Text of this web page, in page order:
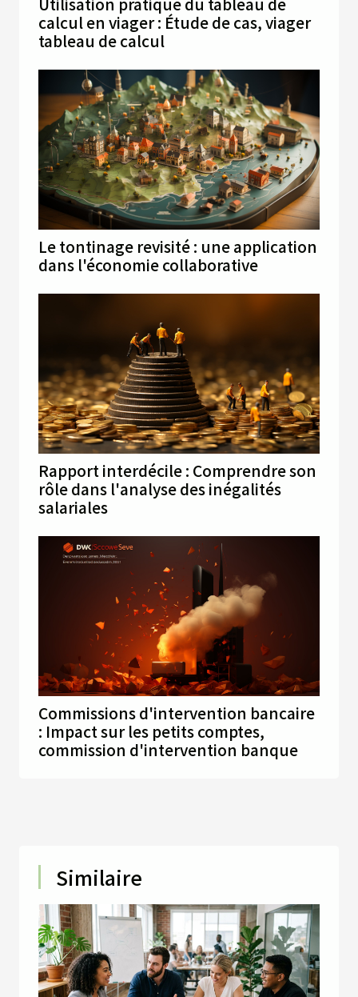
calcul en viager : Étude de cas, viager
tableau de calcul
Le tontinage revisité : une application
dans l'économie collaborative
Rapport interdécile : Comprendre son
rôle dans l'analyse des inégalités
salariales
Commissions d'intervention bancaire
: Impact sur les petits comptes,
commission d'intervention banque
Similaire